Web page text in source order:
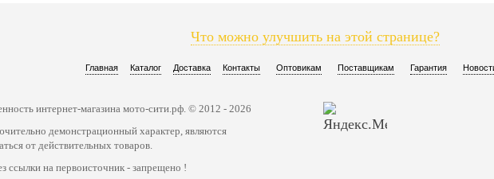
Что можно улучшить на этой странице?
Главная Каталог Доставка Контакты Оптовикам Поставщикам Гарантия
интернет-магазина мото-сити.рф. © 2012 - 2026
демонстрационный характер, являются
от действительных товаров.
ссылки на первоисточник - запрещено !